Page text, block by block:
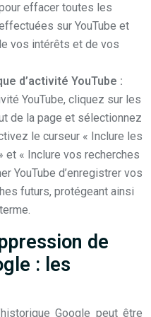
effacer toutes les
sur YouTube et
vos intérêts et de vos
d’activité YouTube :
YouTube, cliquez sur les
de la page et sélectionnez
le curseur « Inclure les
et « Inclure vos recherches
YouTube d’enregistrer vos
futurs, protégeant ainsi
de
: les
Google peut être